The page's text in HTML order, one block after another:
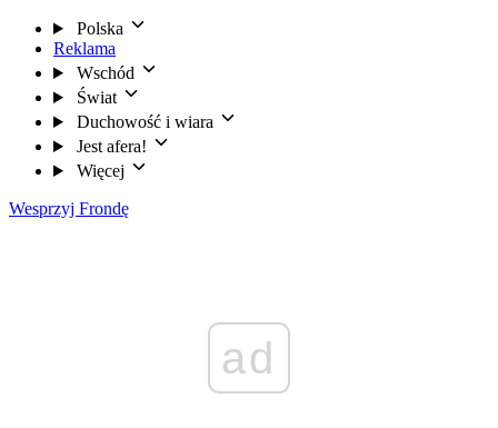
Polska
Reklama
Wschód
Świat
Duchowość i wiara
Jest afera!
Więcej
Wesprzyj Frondę
ad